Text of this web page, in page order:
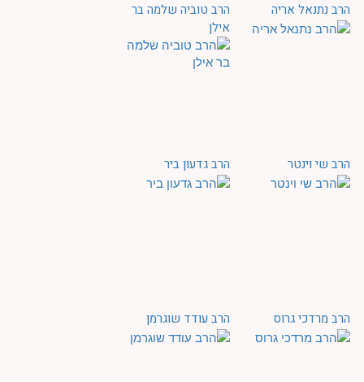
הרב נתנאל אריה
הרב טוביה שלמה בר
אילן
הרב שי וינטר הרב גדעון ביר
הרב מרדכי גרוס הרב עודד שוגרמן